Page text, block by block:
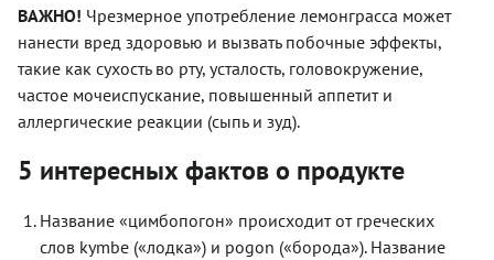
ВАЖНО! Чрезмерное употребление лемонграсса может
нанести вред здоровью и вызвать побочные эффекты,
такие как сухость во рту, усталость, головокружение,
частое мочеиспускание, повышенный аппетит и
аллергические реакции (сыпь и зуд).
5 интересных фактов о продукте
Название «цимбопогон» происходит от греческих
слов kymbe («лодка») и pogon («борода»). Название